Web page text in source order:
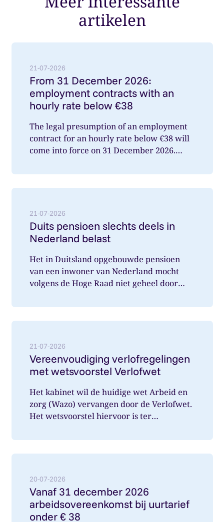
artikelen
21-07-2026
From 31 December 2026:
employment contracts with an
hourly rate below €38
The legal presumption of an employment
contract for an hourly rate below €38 will
come into force on 31 December 2026.
21-07-2026
Duits pensioen slechts deels in
Nederland belast
Het in Duitsland opgebouwde pensioen
van een inwoner van Nederland mocht
volgens de Hoge Raad niet geheel door
21-07-2026
Vereenvoudiging verlofregelingen
met wetsvoorstel Verlofwet
Het kabinet wil de huidige wet Arbeid en
zorg (Wazo) vervangen door de Verlofwet.
Het wetsvoorstel hiervoor is ter
20-07-2026
Vanaf 31 december 2026
arbeidsovereenkomst bij uurtarief
onder € 38